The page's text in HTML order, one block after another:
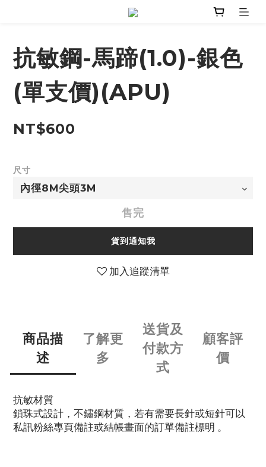
抗敏鋼-馬蹄(1.0)-銀色
(單支價)(APU)
NT$600
尺寸
售完
貨到通知我
加入追蹤清單
商品描
述
了解更
多
送貨及
付款方
式
顧客評
價
抗敏材質
鎖珠式設計，不鏽鋼材質，若有需要長針或短針可以
私訊粉絲專頁備註或結帳畫面的訂單備註標明 。